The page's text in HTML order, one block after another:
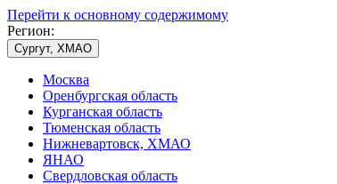
Перейти к основному содержимому
Регион:
Сургут, ХМАО
Москва
Оренбургская область
Курганская область
Тюменская область
Нижневартовск, ХМАО
ЯНАО
Свердловская область